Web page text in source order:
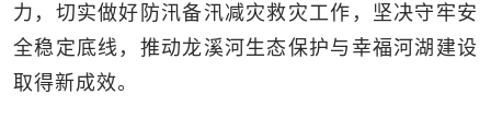
力，切实做好防汛备汛减灾救灾工作，坚决守牢安
全稳定底线，推动龙溪河生态保护与幸福河湖建设
取得新成效。